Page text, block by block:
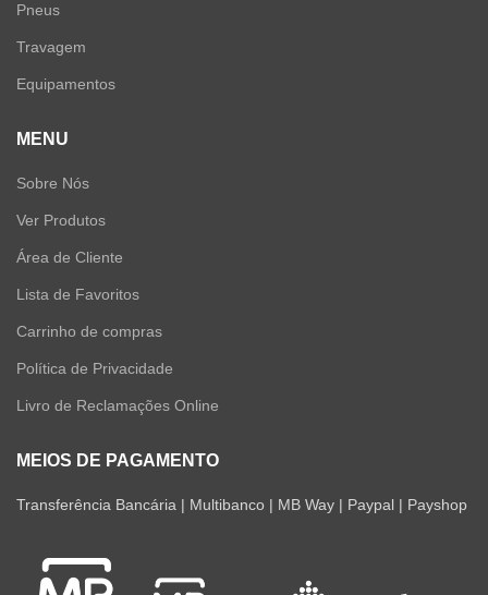
Pneus
Travagem
Equipamentos
MENU
Sobre Nós
Ver Produtos
Área de Cliente
Lista de Favoritos
Carrinho de compras
Política de Privacidade
Livro de Reclamações Online
MEIOS DE PAGAMENTO
Transferência Bancária | Multibanco | MB Way | Paypal | Payshop